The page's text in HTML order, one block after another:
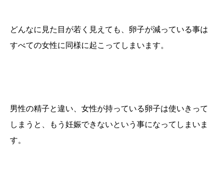
どんなに見た目が若く見えても、卵子が減っている事は
すべての女性に同様に起こってしまいます。
男性の精子と違い、女性が持っている卵子は使いきって
しまうと、もう妊娠できないという事になってしまいま
す。